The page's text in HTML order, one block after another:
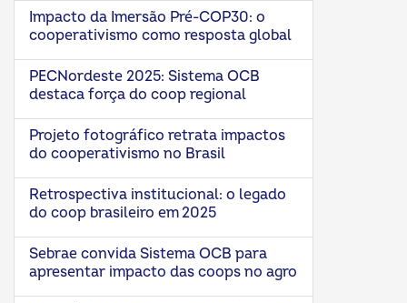
Impacto da Imersão Pré-COP30: o
cooperativismo como resposta global
PECNordeste 2025: Sistema OCB
destaca força do coop regional
Projeto fotográfico retrata impactos
do cooperativismo no Brasil
Retrospectiva institucional: o legado
do coop brasileiro em 2025
Sebrae convida Sistema OCB para
apresentar impacto das coops no agro